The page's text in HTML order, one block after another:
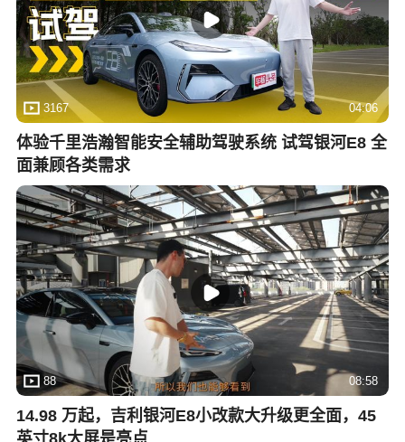
3167 04:06
体验千里浩瀚智能安全辅助驾驶系统 试驾银河E8 全
面兼顾各类需求
88 08:58
14.98 万起，吉利银河E8小改款大升级更全面，45
英寸8k大屏是亮点